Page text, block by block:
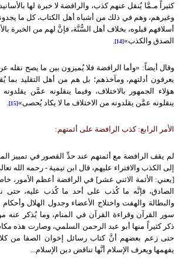
كثيراً مـمَّا يُنقل عنهم كذب، والرافضة لا خبرة لها
وغيرهم، وهم في ذلك من أشباه أهل الكتاب، كل ما
أسلافهم قبلوه، بخلاف أهل السُّنَّة، فإنَّ لهم من الخبرة
الصدق والكذب»[14]
وقال أيضاً: «وأما الرافضة فلا يُميزون بين ما يصح نقله
يعرفون أدلتهم، ومآخذهم؛ بل هم من أهل التقليد بما
هؤلاء الجمهور بالاختلاف، وفيما ينقلونه عمَّن
ينقلونه عمَّن يقلدونه من الاختلاف ما لا يكاد يُحصى»[15]
الأمر الرابع: كذب الرافضة على أئمتهم:
لم يقف الرافضة مع أئمتهم عند حدِّ القصور في تمييز
إلى الكذب والافتراء عليهم، قال ابن تيمية - رحمه الله
[يعني: الأئمة الاثني عشر] في الرافضة أعظم الأمور،
الصادق، فإنَّه ما كُذب على أحد ما كُذب عليه، حتى
والبطالة والهفت واختلاج الأعضاء وجدول الهلال وأحكام
سور القرآن وقراءة القرآن في المنام، وما يُذكر عنه
ذكر كثيراً منها أبو عبد الرحمن السلمي، وصارت هذه
حتى زعم بعضهم أنَّ كتاب رسائل إخوان الصفا من
يفهمها ويعرف الإسلام أنَّها تناقض دين الإسلام...